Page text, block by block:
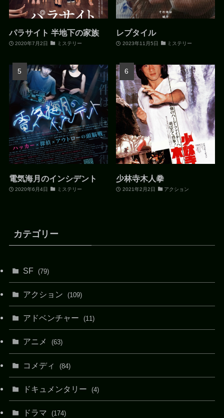
パラサイト 半地下の家族
2020年7月2日 ミステリー
レプタイル
2023年11月5日 ミステリー
電気海月のインシデント
2020年6月4日 ミステリー
少林寺木人拳
2021年2月2日 アクション
カテゴリー
SF (79)
アクション (109)
アドベンチャー (11)
アニメ (63)
コメディ (84)
ドキュメンタリー (4)
ドラマ (174)